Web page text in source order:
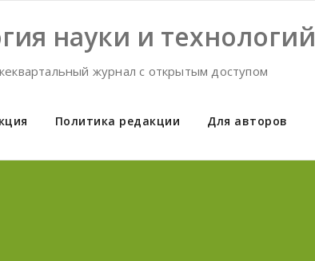
науки и технологий
журнал с открытым доступом
Политика редакции Для авторов